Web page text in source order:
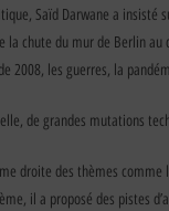
Saïd Darwane a insisté
la chute du mur de Berlin
2008, les guerres, la
de grandes mutations
droite des thèmes
il a proposé des pistes